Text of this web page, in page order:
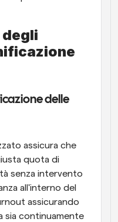
delle
assicura che
quota di
senza intervento
all'interno del
assicurando
sia continuamente